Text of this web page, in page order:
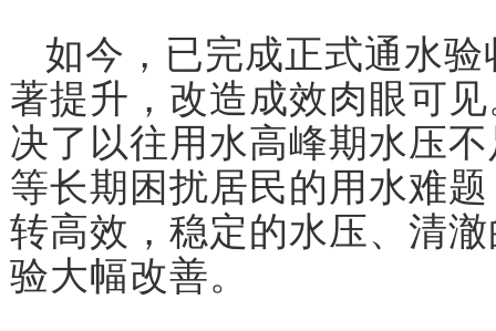
如今，已完成正式通水
著提升，改造成效肉眼可
决了以往用水高峰期水压
等长期困扰居民的用水难
转高效，稳定的水压、清
验大幅改善。